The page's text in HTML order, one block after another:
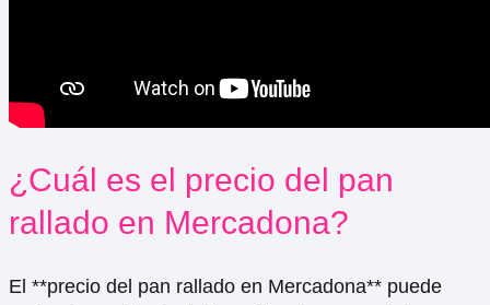
¿Cuál es el precio del pan
rallado en Mercadona?
El **precio del pan rallado en Mercadona** puede